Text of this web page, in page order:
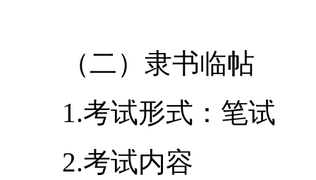
（二）隶书临帖
1.考试形式：笔试
2.考试内容